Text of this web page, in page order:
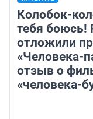
Колобок-
тебя боюсь!
отложили
«Человека-
отзыв о
«человека-